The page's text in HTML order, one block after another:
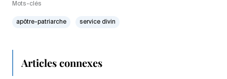
Mots-clés
apôtre-patriarche service divin
Articles connexes